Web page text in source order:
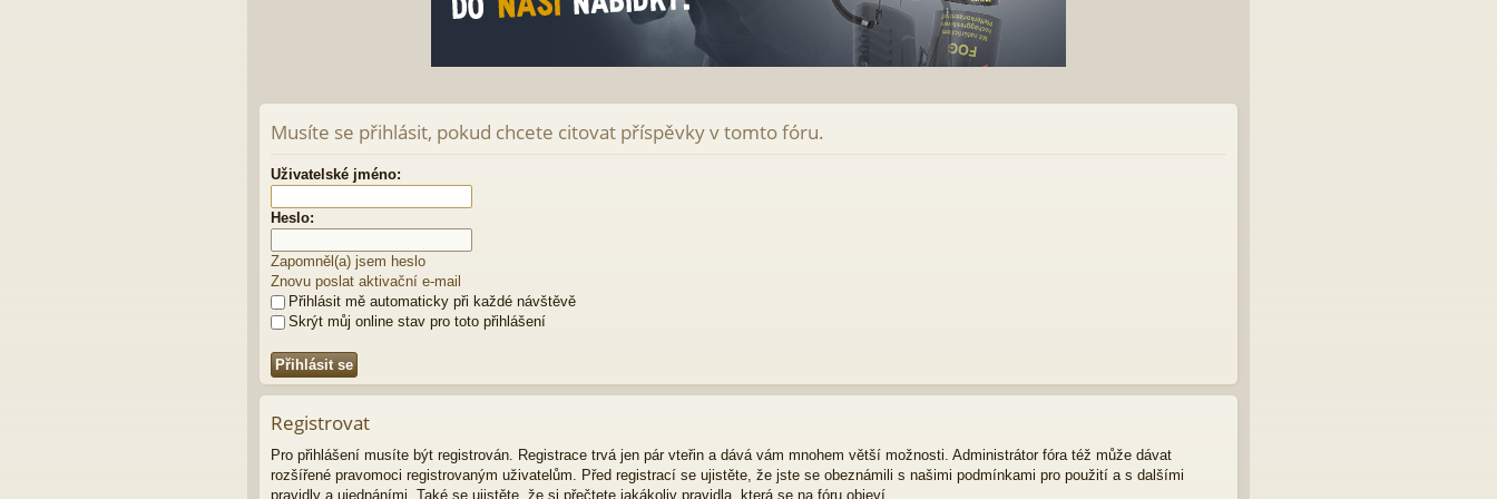
Musíte se přihlásit, pokud chcete citovat příspěvky v tomto fóru.
Uživatelské jméno:
Heslo:
Zapomněl(a) jsem heslo
Znovu poslat aktivační e-mail
Přihlásit mě automaticky při každé návštěvě
Skrýt můj online stav pro toto přihlášení
Registrovat
Pro přihlášení musíte být registrován. Registrace trvá jen pár vteřin a dává vám mnohem větší možnosti. Administrátor fóra též může dávat
rozšířené pravomoci registrovaným uživatelům. Před registrací se ujistěte, že jste se obeznámili s našimi podmínkami pro použití a s dalšími
pravidly a ujednáními. Také se ujistěte, že si přečtete jakákoliv pravidla, která se na fóru objeví.